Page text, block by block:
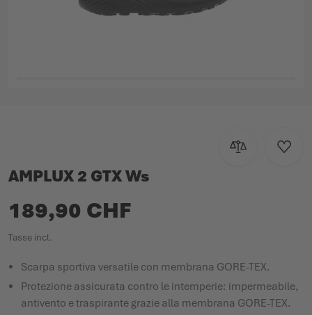
Aggiungi al
AMPLUX 2 GTX Ws
189,90 CHF
Tasse incl.
Scarpa sportiva versatile con membrana GORE-TEX.
Protezione assicurata contro le intemperie: impermeabile,
antivento e traspirante grazie alla membrana GORE-TEX.